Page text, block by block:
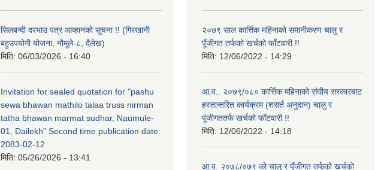
सिलबन्दी दरभाउ पत्र आव्हानको सूचना !! (गिरखानी
बहुउपयोगी योजना, नौमूले-८, दैलेख)
मिति: 06/03/2026 - 16:40
Invitation for sealed quotation for "pashu
sewa bhawan mathilo talaa truss nirman
tatha bhawan marmat sudhar, Naumule-
01, Dailekh" Second time publication date:
2083-02-12
मिति: 05/26/2026 - 13:41
२०७९ साल कार्त्तिक महिनाको समानीकरण चालु र
पूँजीगत तर्फको खर्चको फाँटवारी !!
मिति: 12/06/2022 - 14:29
आ.व.. २०७९/०८० कार्त्तिक महिनाको संघीय सरकारबाट
हस्तान्तरित कार्यक्रम (शसर्त अनुदान) चालु र
पूंजीगततर्फ खर्चको फाँटवारी !!
मिति: 12/06/2022 - 14:18
आ.व. २०७८/०७९ को चालु र पूँजीगत तर्फको खर्चको